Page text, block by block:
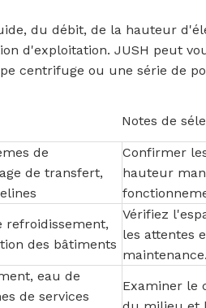
du débit, de la hauteur
d'exploitation. JUSH peut
centrifuge ou une série de
Notes de
de
de transfert,
Confirmer
hauteur
refroidissement,
des bâtiments
Vérifiez
les attentes
maintenance.
eau de
de services
Examiner le